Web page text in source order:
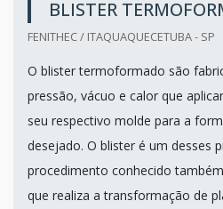
BLISTER
FENITHEC / ITAQUAQUECETUBA - SP
O blister termoformado são
pressão, vácuo e calor que
seu respectivo molde para a
desejado. O blister é um desses
procedimento conhecido
que realiza a transformação de